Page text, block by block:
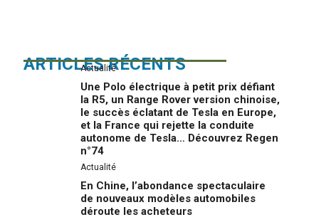
ARTICLES RÉCENTS
Actualité
Une Polo électrique à petit prix défiant
la R5, un Range Rover version chinoise,
le succès éclatant de Tesla en Europe,
et la France qui rejette la conduite
autonome de Tesla… Découvrez Regen
n°74
Actualité
En Chine, l’abondance spectaculaire
de nouveaux modèles automobiles
déroute les acheteurs